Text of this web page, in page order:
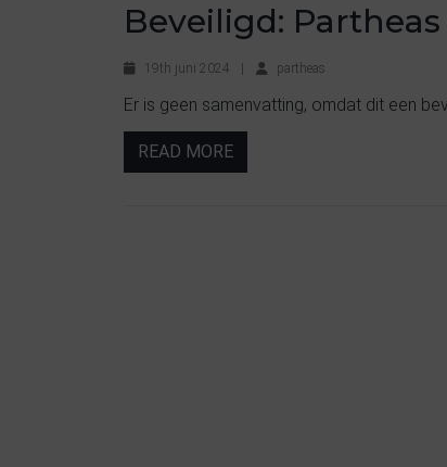
Beveiligd: Partheas
19th juni 2024 partheas
Er is geen samenvatting, omdat dit een
READ MORE